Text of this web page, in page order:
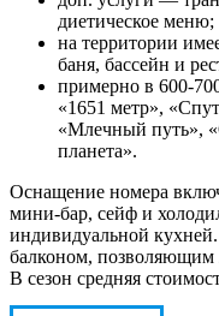
диетическое меню;
на территории
баня, бассейн и
примерно в 600-
«1651 метр»,
«Млечный путь»,
планета».
Оснащение номера
мини-бар, сейф и
индивидуальной
балконом, позволяющим
В сезон средняя